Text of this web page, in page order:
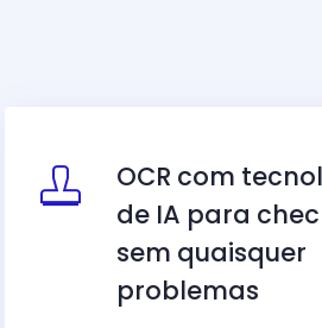
OCR com
de IA para
sem quaisquer
problemas